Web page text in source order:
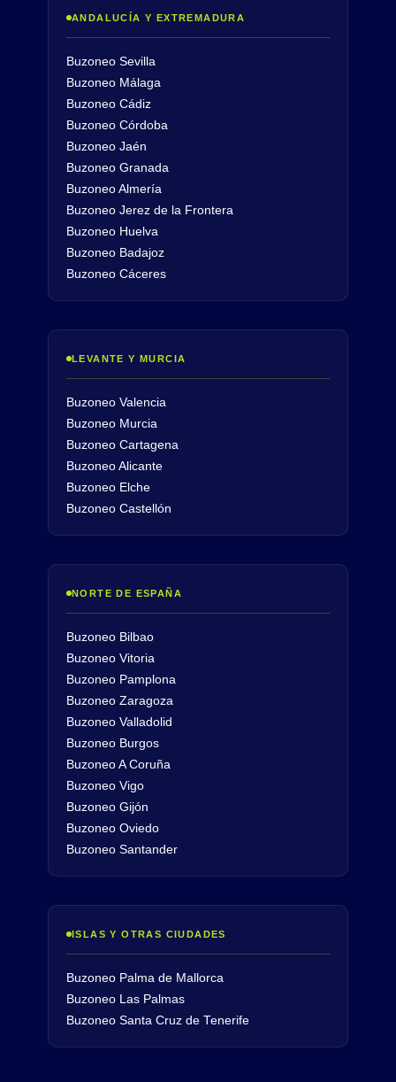
ANDALUCÍA Y EXTREMADURA
Buzoneo Sevilla
Buzoneo Málaga
Buzoneo Cádiz
Buzoneo Córdoba
Buzoneo Jaén
Buzoneo Granada
Buzoneo Almería
Buzoneo Jerez de la Frontera
Buzoneo Huelva
Buzoneo Badajoz
Buzoneo Cáceres
LEVANTE Y MURCIA
Buzoneo Valencia
Buzoneo Murcia
Buzoneo Cartagena
Buzoneo Alicante
Buzoneo Elche
Buzoneo Castellón
NORTE DE ESPAÑA
Buzoneo Bilbao
Buzoneo Vitoria
Buzoneo Pamplona
Buzoneo Zaragoza
Buzoneo Valladolid
Buzoneo Burgos
Buzoneo A Coruña
Buzoneo Vigo
Buzoneo Gijón
Buzoneo Oviedo
Buzoneo Santander
ISLAS Y OTRAS CIUDADES
Buzoneo Palma de Mallorca
Buzoneo Las Palmas
Buzoneo Santa Cruz de Tenerife